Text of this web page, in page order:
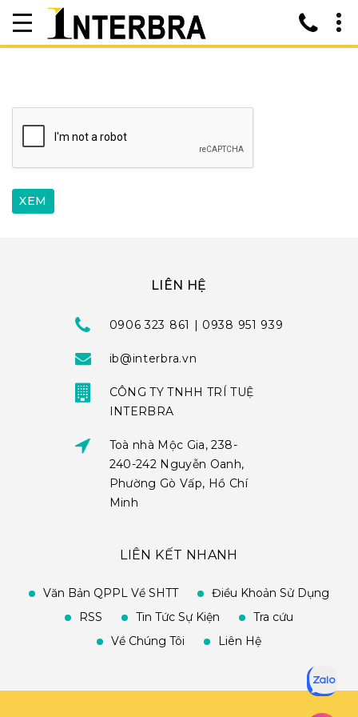
LIÊN HỆ
0906 323 861 | 0938 951 939
ib@interbra.vn
CÔNG TY TNHH TRÍ TUỆ
INTERBRA
Toà nhà Mộc Gia, 238-
240-242 Nguyễn Oanh,
Phường Gò Vấp, Hồ Chí
Minh
LIÊN KẾT NHANH
Văn Bản QPPL Về SHTT
Điều Khoản Sử Dụng
RSS
Tin Tức Sự Kiện
Tra cứu
Về Chúng Tôi
Liên Hệ